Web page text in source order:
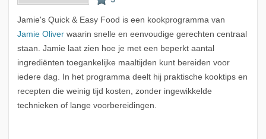
Jamie's Quick & Easy Food is een kookprogramma van
Jamie Oliverwaarin snelle en eenvoudige gerechten centraal
staan. Jamie laat zien hoe je met een beperkt aantal
ingrediënten toegankelijke maaltijden kunt bereiden voor
iedere dag. In het programma deelt hij praktische kooktips en
recepten die weinig tijd kosten, zonder ingewikkelde
technieken of lange voorbereidingen.